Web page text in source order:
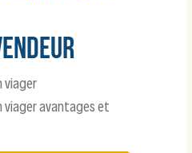
viager
viager avantages et